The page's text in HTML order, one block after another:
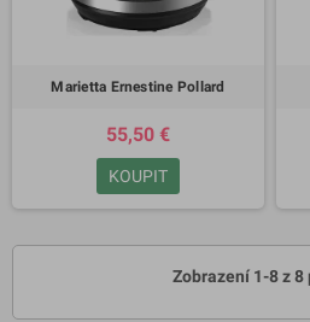
Marietta Ernestine Pollard
55,50 €
KOUPIT
Zobrazení 1-8 z 8